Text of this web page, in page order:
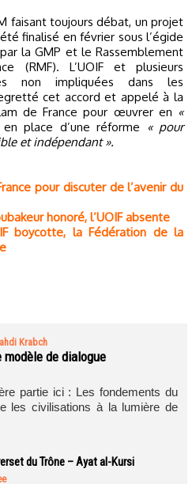
faisant toujours débat, un projet
finalisé en février sous l’égide
la GMP et le Rassemblement
(RMF). L’UOIF et plusieurs
non impliquées dans les
cet accord et appelé à la
de France pour œuvrer en «
place d’une réforme
« pour
et indépendant ».
pour discuter de l’avenir du
honoré, l’UOIF absente
boycotte, la Fédération de la
Krabch
de dialogue
partie ici : Les fondements du
les civilisations à la lumière de
du Trône – Ayat al-Kursi